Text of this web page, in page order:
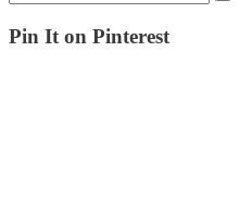
Pin It on Pinterest